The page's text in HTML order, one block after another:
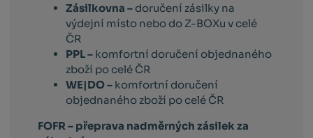
Zásilkovna – doručení zásilky na
výdejní místo nebo do Z-BOXu v celé
ČR
PPL – komfortní doručení objednaného
zboží po celé ČR
WE|DO – komfortní doručení
objednaného zboží po celé ČR
FOFR – přeprava nadměrných zásilek za